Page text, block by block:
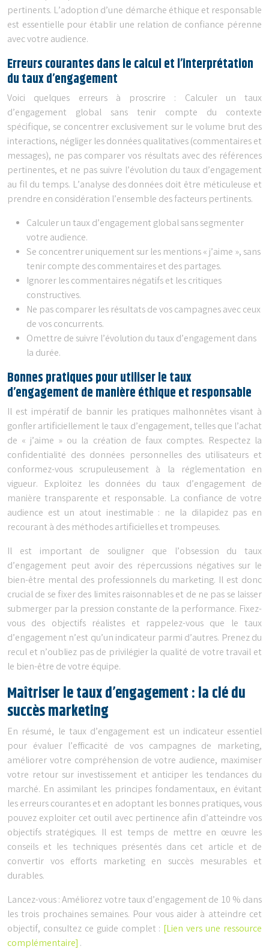
pertinents. L’adoption d’une démarche éthique et responsable
est essentielle pour établir une relation de confiance pérenne
avec votre audience.
Erreurs courantes dans le calcul et l’interprétation
du taux d’engagement
Voici quelques erreurs à proscrire : Calculer un taux
d’engagement global sans tenir compte du contexte
spécifique, se concentrer exclusivement sur le volume brut des
interactions, négliger les données qualitatives (commentaires et
messages), ne pas comparer vos résultats avec des références
pertinentes, et ne pas suivre l’évolution du taux d’engagement
au fil du temps. L’analyse des données doit être méticuleuse et
prendre en considération l’ensemble des facteurs pertinents.
Calculer un taux d’engagement global sans segmenter
votre audience.
Se concentrer uniquement sur les mentions « j’aime », sans
tenir compte des commentaires et des partages.
Ignorer les commentaires négatifs et les critiques
constructives.
Ne pas comparer les résultats de vos campagnes avec ceux
de vos concurrents.
Omettre de suivre l’évolution du taux d’engagement dans
la durée.
Bonnes pratiques pour utiliser le taux
d’engagement de manière éthique et responsable
Il est impératif de bannir les pratiques malhonnêtes visant à
gonfler artificiellement le taux d’engagement, telles que l’achat
de « j’aime » ou la création de faux comptes. Respectez la
confidentialité des données personnelles des utilisateurs et
conformez-vous scrupuleusement à la réglementation en
vigueur. Exploitez les données du taux d’engagement de
manière transparente et responsable. La confiance de votre
audience est un atout inestimable : ne la dilapidez pas en
recourant à des méthodes artificielles et trompeuses.
Il est important de souligner que l’obsession du taux
d’engagement peut avoir des répercussions négatives sur le
bien-être mental des professionnels du marketing. Il est donc
crucial de se fixer des limites raisonnables et de ne pas se laisser
submerger par la pression constante de la performance. Fixez-
vous des objectifs réalistes et rappelez-vous que le taux
d’engagement n’est qu’un indicateur parmi d’autres. Prenez du
recul et n’oubliez pas de privilégier la qualité de votre travail et
le bien-être de votre équipe.
Maîtriser le taux d’engagement : la clé du
succès marketing
En résumé, le taux d’engagement est un indicateur essentiel
pour évaluer l’efficacité de vos campagnes de marketing,
améliorer votre compréhension de votre audience, maximiser
votre retour sur investissement et anticiper les tendances du
marché. En assimilant les principes fondamentaux, en évitant
les erreurs courantes et en adoptant les bonnes pratiques, vous
pouvez exploiter cet outil avec pertinence afin d’atteindre vos
objectifs stratégiques. Il est temps de mettre en œuvre les
conseils et les techniques présentés dans cet article et de
convertir vos efforts marketing en succès mesurables et
durables.
Lancez-vous : Améliorez votre taux d’engagement de 10 % dans
les trois prochaines semaines. Pour vous aider à atteindre cet
objectif, consultez ce guide complet : [Lien vers une ressource
complémentaire] .